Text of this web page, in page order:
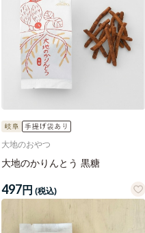
大地のおやつ
大地のかりんとう 黒糖
497円 (税込)